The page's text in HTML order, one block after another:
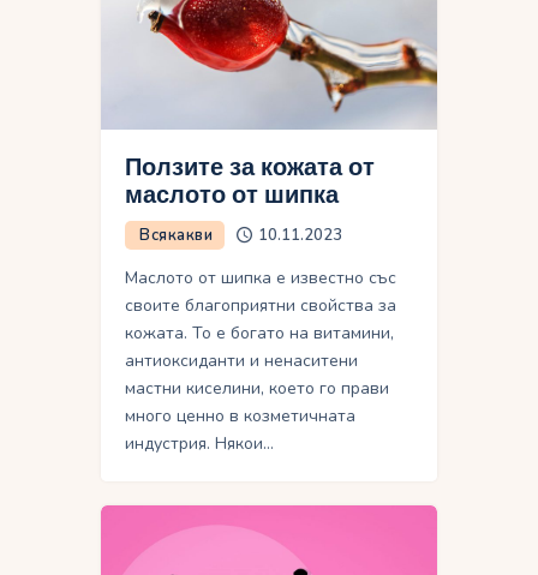
Ползите за кожата от
маслото от шипка
Всякакви 10.11.2023
Маслото от шипка е известно със
своите благоприятни свойства за
кожата. То е богато на витамини,
антиоксиданти и ненаситени
мастни киселини, което го прави
много ценно в козметичната
индустрия. Някои…